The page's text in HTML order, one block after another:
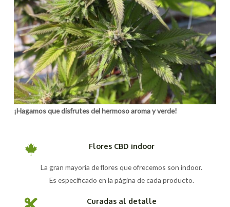
¡Hagamos que disfrutes del hermoso aroma y verde!
Flores CBD indoor
La gran mayoría de flores que ofrecemos son indoor.
Es especificado en la página de cada producto.
Curadas al detalle